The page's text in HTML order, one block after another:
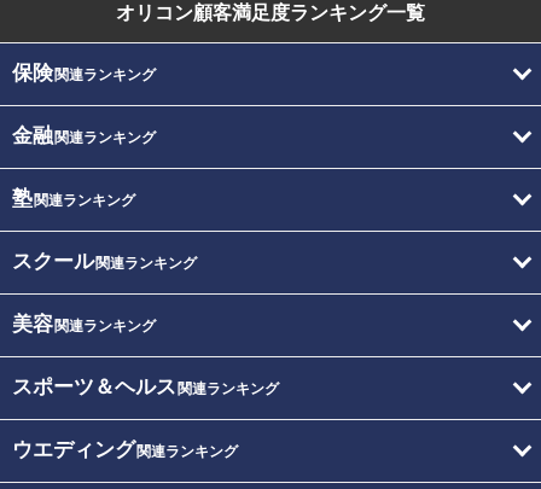
オリコン顧客満足度ランキング一覧
保険関連ランキング
金融関連ランキング
塾関連ランキング
スクール関連ランキング
美容関連ランキング
スポーツ＆ヘルス 関連ランキング
ウエディング関連ランキング